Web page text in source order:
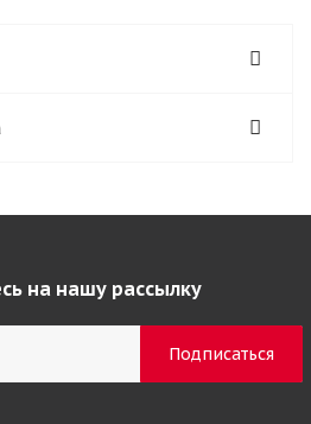
на нашу рассылку